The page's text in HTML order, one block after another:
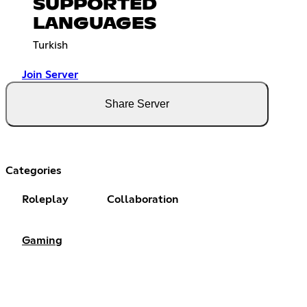
SUPPORTED
LANGUAGES
Turkish
Join Server
Share Server
Categories
Roleplay Collaboration
Gaming